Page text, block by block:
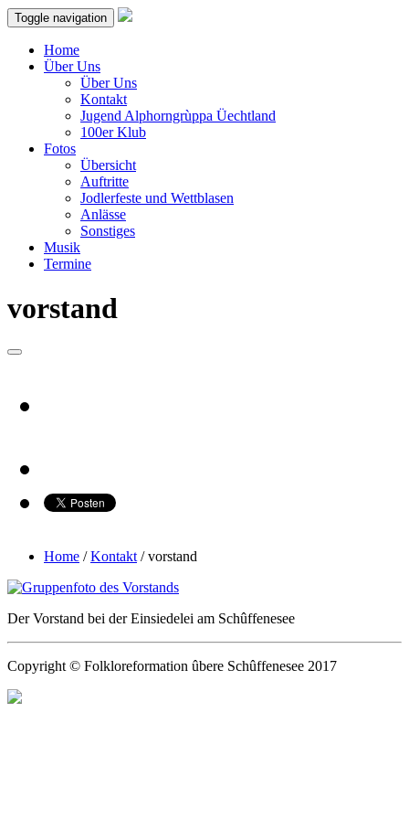
Toggle navigation
Home
Über Uns
Über Uns
Kontakt
Jugend Alphorngrùppa Üechtland
100er Klub
Fotos
Übersicht
Auftritte
Jodlerfeste und Wettblasen
Anlässe
Sonstiges
Musik
Termine
vorstand
Home /Kontakt/vorstand
Der Vorstand bei der Einsiedelei am Schûffenesee
Copyright © Folkloreformation ûbere Schûffenesee 2017